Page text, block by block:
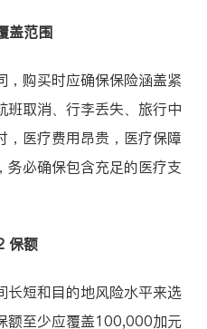
盖范围
，购买时应确保保险涵盖紧
班取消、行李丢失、旅行中
，医疗费用昂贵，医疗保障
务必确保包含充足的医疗支
保额
长短和目的地风险水平来选
额至少应覆盖100,000加元